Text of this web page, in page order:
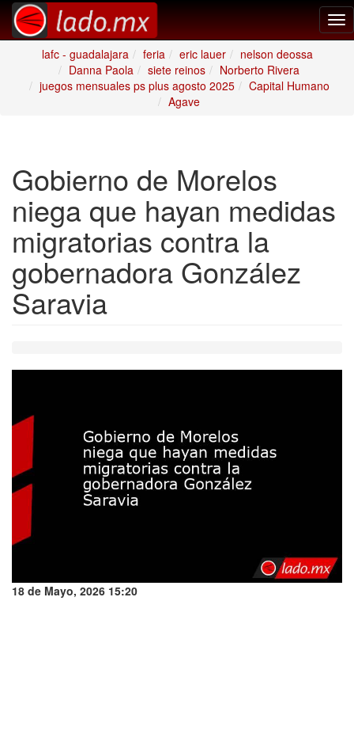
lafc - guadalajara
feria eric lauer
nelson deossa
Danna Paola
siete reinos
Norberto Rivera
juegos mensuales ps plus agosto 2025
Capital Humano
Agave
Gobierno de Morelos
niega que hayan medidas
migratorias contra la
gobernadora González
Saravia
18 de Mayo, 2026 15:20